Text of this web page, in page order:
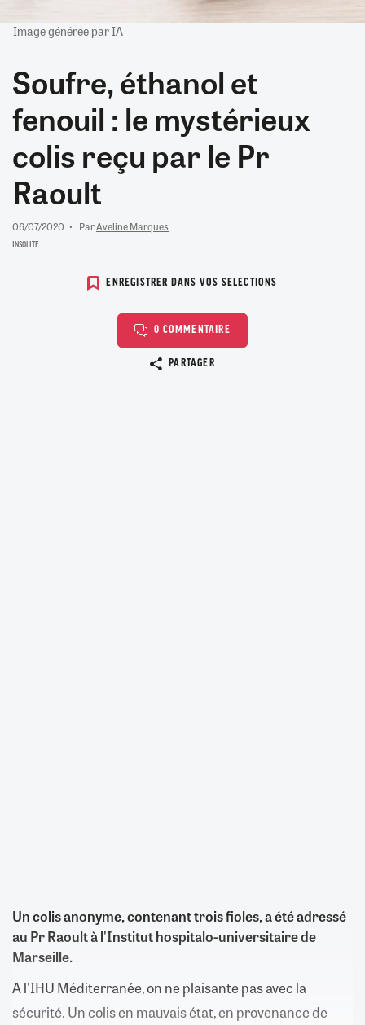
Image générée par IA
Soufre, éthanol et
fenouil : le mystérieux
colis reçu par le Pr
Raoult
06/07/2020 ParAveline Marques
INSOLITE
ENREGISTRER DANS VOS SELECTIONS
0 COMMENTAIRE
PARTAGER
Un colis anonyme, contenant trois fioles, a été adressé
au Pr Raoult à l'Institut hospitalo-universitaire de
Marseille.
A l'IHU Méditerranée, on ne plaisante pas avec la
sécurité. Un colis en mauvais état, en provenance de